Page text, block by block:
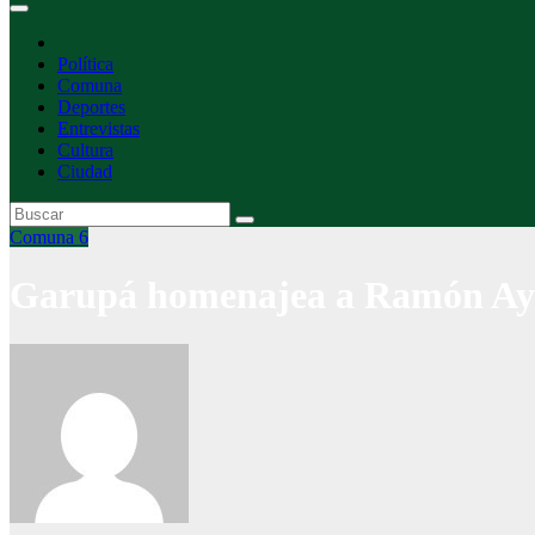
Política
Comuna
Deportes
Entrevistas
Cultura
Ciudad
Comuna 6